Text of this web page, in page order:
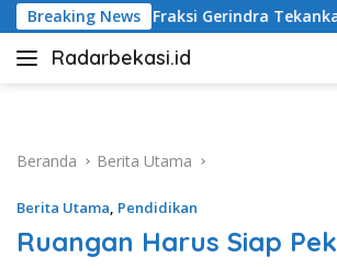
Langsung
ke
konten
Breaking News
Gerindra Tekankan Penanganan Serius
Radarbekasi.id
Berita
Beranda
Berita Utama
Berita Utama, Pendidikan
Ruangan Harus Siap